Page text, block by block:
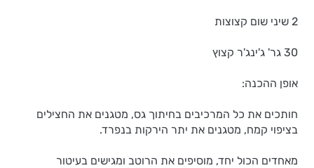
2 שיני שום קצוצות
30 גר' ג'ינג'ר קצוץ
אופן ההכנה:
חותכים את כל המרכיבים בחיתוך גס, מטגנים את החצילים
בציפוי קמח, מטגנים את יתר הירקות בנפרד.
מאחדים הכול יחד, מוסיפים את הרוטב ומגישים בעיטור